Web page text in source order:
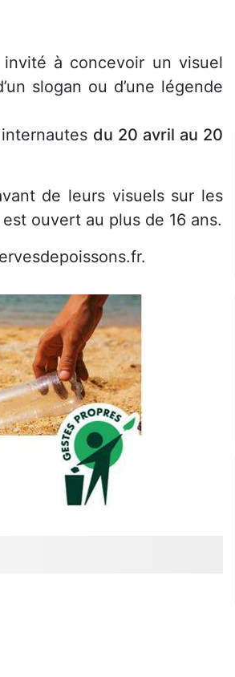
à concevoir un visuel
slogan ou d’une légende
du 20 avril au 20
de leurs visuels sur les
ouvert au plus de 16 ans.
.